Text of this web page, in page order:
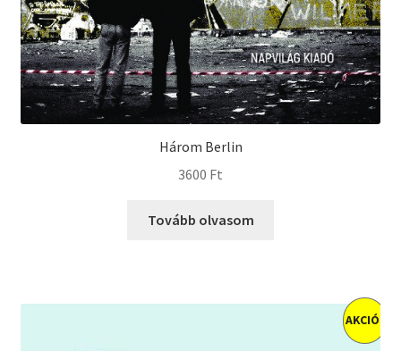
Három Berlin
3600 Ft
Tovább olvasom
AKCIÓ!